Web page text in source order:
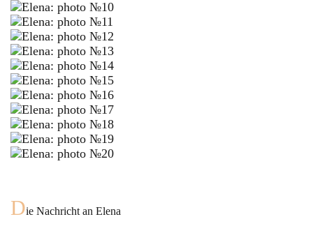
Die Nachricht an Elena